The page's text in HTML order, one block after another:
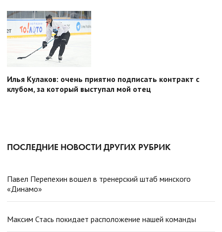
Илья Кулаков: очень приятно подписать контракт с
клубом, за который выступал мой отец
ПОСЛЕДНИЕ НОВОСТИ ДРУГИХ РУБРИК
Павел Перепехин вошел в тренерский штаб минского
«Динамо»
Максим Стась покидает расположение нашей команды